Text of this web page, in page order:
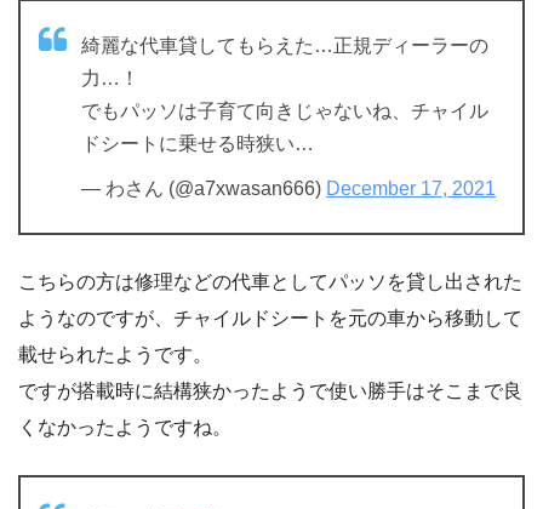
綺麗な代車貸してもらえた…正規ディーラーの
力…！
でもパッソは子育て向きじゃないね、チャイル
ドシートに乗せる時狭い…
— わさん (@a7xwasan666) December 17, 2021
こちらの方は修理などの代車としてパッソを貸し出された
ようなのですが、チャイルドシートを元の車から移動して
載せられたようです。
ですが搭載時に結構狭かったようで使い勝手はそこまで良
くなかったようですね。